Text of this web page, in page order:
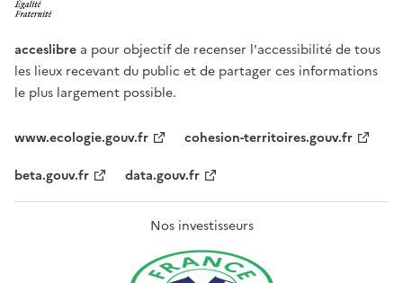
acceslibre a pour objectif de recenser l'accessibilité de tous
les lieux recevant du public et de partager ces informations
le plus largement possible.
www.ecologie.gouv.fr
cohesion-territoires.gouv.fr
beta.gouv.fr
data.gouv.fr
Nos investisseurs